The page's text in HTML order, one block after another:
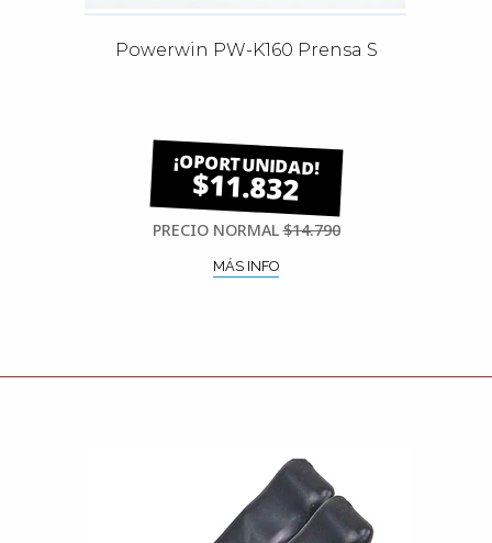
Powerwin PW-K160 Prensa S
$11.832
PRECIO NORMAL$14.790
MÁS INFO